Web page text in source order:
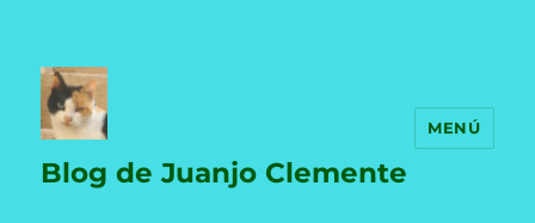
Blog de Juanjo Clemente
MENÚ